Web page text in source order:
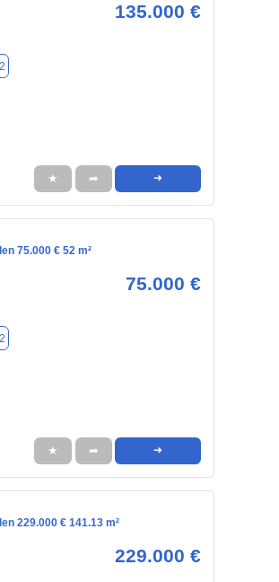
135.000 €
★ ➦ ➜
75.000 € 52 m²
75.000 €
★ ➦ ➜
229.000 € 141.13 m²
229.000 €